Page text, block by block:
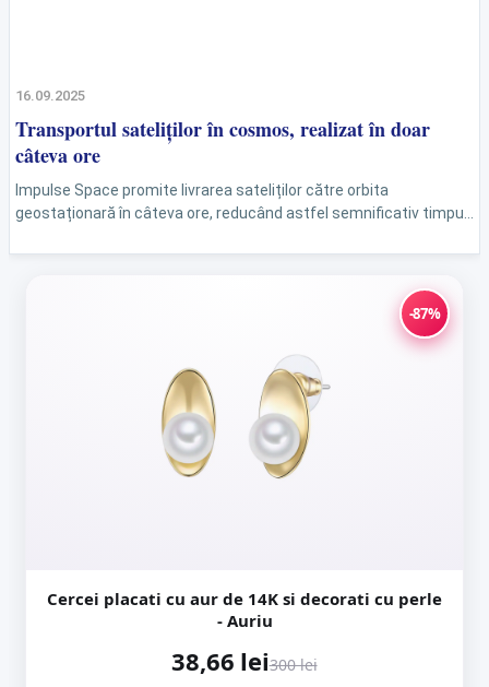
16.09.2025
Transportul sateliților în cosmos, realizat în doar
câteva ore
Impulse Space promite livrarea sateliților către orbita
geostaționară în câteva ore, reducând astfel semnificativ timpul
transportul...
-87%
Cercei placati cu aur de 14K si decorati cu perle
- Auriu
38,66 lei300 lei